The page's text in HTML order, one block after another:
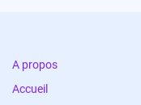
A propos
Accueil